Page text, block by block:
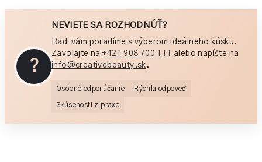
?
NEVIETE SA ROZHODNÚŤ?
Radi vám poradíme s výberom ideálneho kúsku.
Zavolajte na+421 908 700 111
alebo napíšte na
info@creativebeauty.sk .
Osobné odporúčanie Rýchla odpoveď
Skúsenosti z praxe